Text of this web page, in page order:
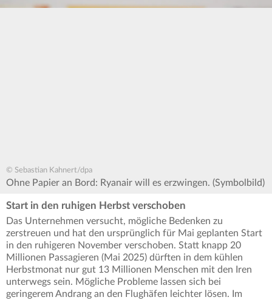
© Sebastian Kahnert/dpa
Ohne Papier an Bord: Ryanair will es erzwingen. (Symbolbild)
Start in den ruhigen Herbst verschoben
Das Unternehmen versucht, mögliche Bedenken zu
zerstreuen und hat den ursprünglich für Mai geplanten Start
in den ruhigeren November verschoben. Statt knapp 20
Millionen Passagieren (Mai 2025) dürften in dem kühlen
Herbstmonat nur gut 13 Millionen Menschen mit den Iren
unterwegs sein. Mögliche Probleme lassen sich bei
geringerem Andrang an den Flughäfen leichter lösen. Im